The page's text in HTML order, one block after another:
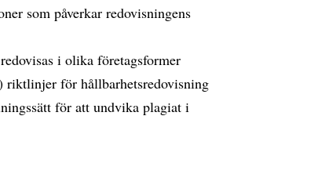
som påverkar redovisningens
i olika företagsformer
riktlinjer för hållbarhetsredovisning
för att undvika plagiat i